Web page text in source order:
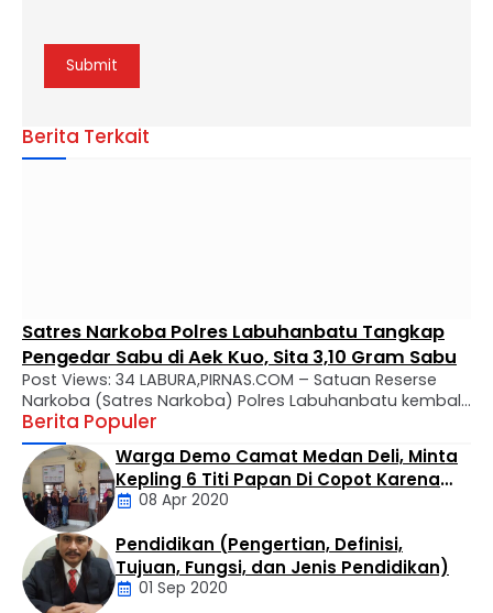
Berita Terkait
Satres Narkoba Polres Labuhanbatu Tangkap
Pengedar Sabu di Aek Kuo, Sita 3,10 Gram Sabu
Post Views: 34 LABURA,PIRNAS.COM – Satuan Reserse
Narkoba (Satres Narkoba) Polres Labuhanbatu kembali
mengungkap kasus peredaran narkotika jenis sabu di
wilayah hukumnya. Seorang pria berinisial MTS alias
Tebe (34) berhasil diamankan dalam operasi yang
digelar di Kelurahan Bandar Selamat, Kecamatan Aek
Kuo, Kabupaten Labuhanbatu Utara, Selasa (4/8/2026)
sekitar pukul 14.30 WIB. Penangkapan dilakukan oleh Tim
…
Berita Populer
Daerah
Warga Demo Camat Medan Deli, Minta
Kepling 6 Titi Papan Di Copot Karena
Tak Perduli Sama Warganya
08 Apr 2020
Pendidikan (Pengertian, Definisi,
Tujuan, Fungsi, dan Jenis Pendidikan)
01 Sep 2020